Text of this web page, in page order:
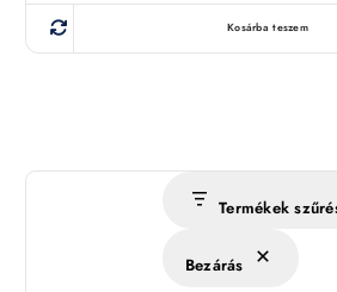
Kosárba teszem
Termékek
Bezárás